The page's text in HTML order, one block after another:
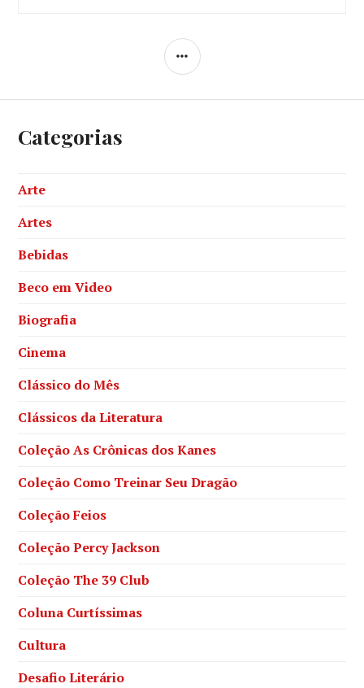
SIDEBAR
Categorias
Arte
Artes
Bebidas
Beco em Video
Biografia
Cinema
Clássico do Mês
Clássicos da Literatura
Coleção As Crônicas dos Kanes
Coleção Como Treinar Seu Dragão
Coleção Feios
Coleção Percy Jackson
Coleção The 39 Club
Coluna Curtíssimas
Cultura
Desafio Literário